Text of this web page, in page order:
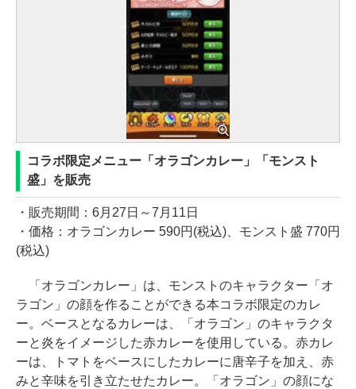
コラボ限定メニュー「オラゴンカレー」「モンスト
盛」を販売
・販売期間：6月27日～7月11日
・価格：オラゴンカレー 590円(税込)、モンスト盛 770円
(税込)
「オラゴンカレー」は、モンストのキャラクター「オ
ラゴン」の顔を作ることができる本コラボ限定のカレ
ー。ベースとなるカレーは、「オラゴン」のキャラクタ
ーと炎をイメージした赤カレーを使用している。赤カレ
ーは、トマトをベースにしたカレーに唐辛子を加え、赤
みと辛味を引き立たせたカレー。「オラゴン」の顔にな